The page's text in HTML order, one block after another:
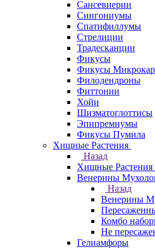
Сансевиерии
Сингониумы
Спатифиллумы
Стрелиции
Традесканции
Фикусы
Фикусы
Филодендроны
Фиттонии
Хойи
Шизматоглоттисы
Эпипремнумы
Фикусы Пумила
Хищные Растения
Назад
Хищные Растения
Венерины
Назад
Венерины
Комбо
Не
Гелиамфоры